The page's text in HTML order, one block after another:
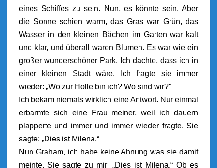
eines Schiffes zu sein. Nun, es könnte sein. Aber
die Sonne schien warm, das Gras war Grün, das
Wasser in den kleinen Bächen im Garten war kalt
und klar, und überall waren Blumen. Es war wie ein
großer wunderschöner Park. Ich dachte, dass ich in
einer kleinen Stadt wäre. Ich fragte sie immer
wieder: „Wo zur Hölle bin ich? Wo sind wir?“
Ich bekam niemals wirklich eine Antwort. Nur einmal
erbarmte sich eine Frau meiner, weil ich dauern
plapperte und immer und immer wieder fragte. Sie
sagte: „Dies ist Milena.“
Nun Graham, ich habe keine Ahnung was sie damit
meinte. Sie sagte zu mir: „Dies ist Milena.“ Ob es